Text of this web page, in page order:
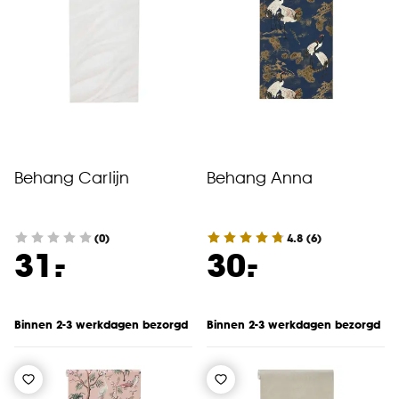
Behang Carlijn
(0)
31.
-
Binnen 2-3 werkdagen bezorgd
Behang Anna
4.8 (6)
30.
-
Binnen 2-3 werkdagen bezorgd